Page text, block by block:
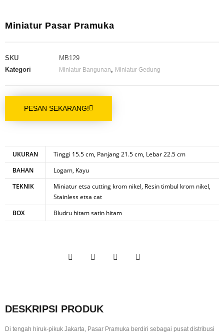
Miniatur Pasar Pramuka
SKU
MB129
Kategori
Miniatur Bangunan, Miniatur Gedung
PESAN SEKARANG!
UKURAN
Tinggi 15.5 cm, Panjang 21.5 cm, Lebar 22.5 cm
BAHAN
Logam, Kayu
TEKNIK
Miniatur etsa cutting krom nikel, Resin timbul krom nikel,
Stainless etsa cat
BOX
Bludru hitam satin hitam
DESKRIPSI PRODUK
Di tengah hiruk-pikuk Jakarta, Pasar Pramuka berdiri sebagai pusat distribusi